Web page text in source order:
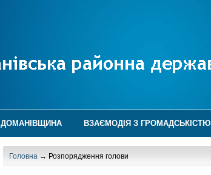
ДОМАНІВЩИНА ВЗАЄМОДІЯ З ГРОМАДСЬКІСТЮ
Головна → Розпорядження голови